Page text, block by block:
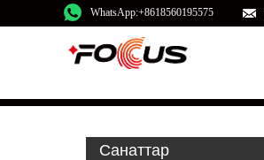
WhatsApp:+8618560195575
Санаттар